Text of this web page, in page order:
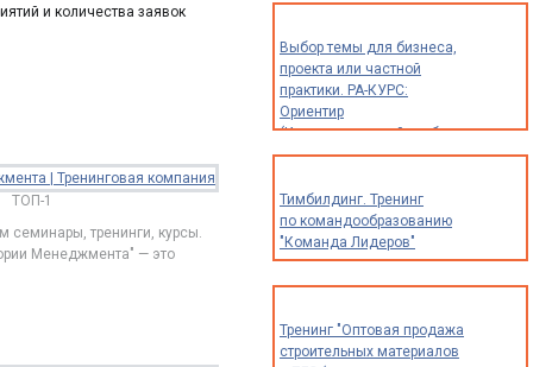
Выбор темы для бизнеса,
проекта или частной
практики. РА-КУРС:
Ориентир
(Индивидуальный разбор
опыта и идей для
экспертов
и специалистов)
Тимбилдинг. Тренинг
по командообразованию
"Команда Лидеров"
Тренинг "Оптовая продажа
строительных материалов
и количества заявок
ТОП-1
семинары, тренинги, курсы.
Менеджмента" — это